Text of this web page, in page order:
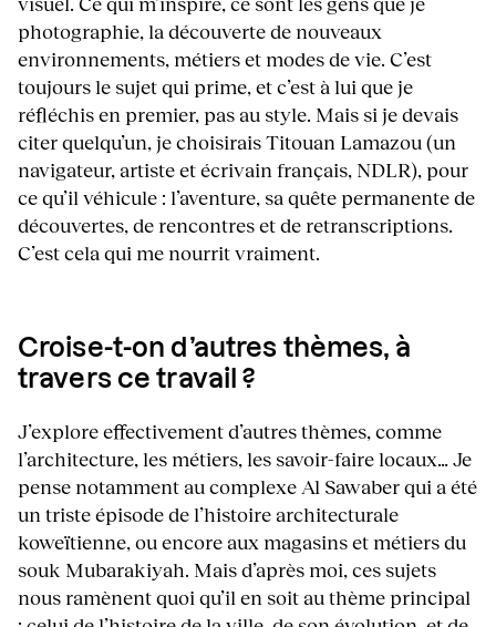
photographie, la découverte de nouveaux
environnements, métiers et modes de vie. C’est
toujours le sujet qui prime, et c’est à lui que je
réfléchis en premier, pas au style. Mais si je devais
citer quelqu’un, je choisirais Titouan Lamazou (un
navigateur, artiste et écrivain français, NDLR), pour
ce qu’il véhicule : l’aventure, sa quête permanente de
découvertes, de rencontres et de retranscriptions.
C’est cela qui me nourrit vraiment.
Croise-t-on d’autres thèmes, à
travers ce travail ?
J’explore effectivement d’autres thèmes, comme
l’architecture, les métiers, les savoir-faire locaux… Je
pense notamment au complexe Al Sawaber qui a été
un triste épisode de l’histoire architecturale
koweïtienne, ou encore aux magasins et métiers du
souk Mubarakiyah. Mais d’après moi, ces sujets
nous ramènent quoi qu’il en soit au thème principal